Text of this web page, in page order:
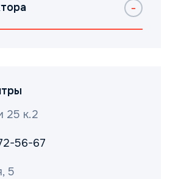
25 к.2
56-67
5